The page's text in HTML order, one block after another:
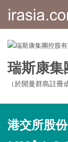
irasia.com
斯
康